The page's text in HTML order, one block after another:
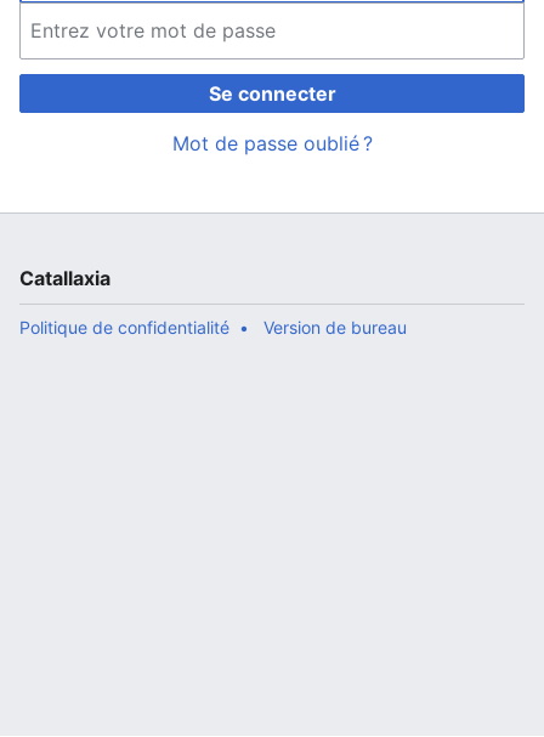
Se connecter
Mot de passe oublié ?
Catallaxia
Politique de confidentialité Version de bureau